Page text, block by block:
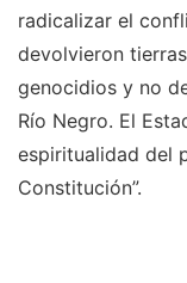
radicalizar el
devolvieron
genocidios y no
Río Negro. El
espiritualidad del
Constitución”.